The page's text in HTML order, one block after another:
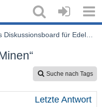
für Edelmetalle & Rohstoffe
Suche nach Tags
Letzte Antwort